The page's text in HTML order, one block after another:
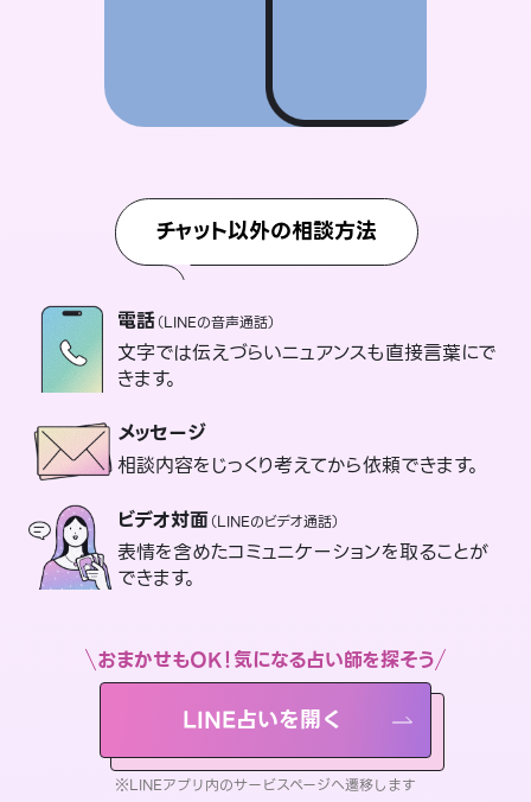
チャット以外の相談方法
電話（LINEの音声通話）
文字では伝えづらいニュアンスも直接言葉にで
きます。
メッセージ
相談内容をじっくり考えてから依頼できます。
ビデオ対面（LINEのビデオ通話）
表情を含めたコミュニケーションを取ることが
できます。
おまかせもOK！気になる占い師を探そう
LINE占いを開く
※LINEアプリ内のサービスページへ遷移します